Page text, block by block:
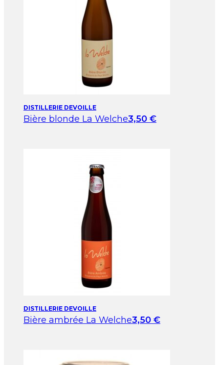
DISTILLERIE DEVOILLE
Bière blonde La Welche3,50 €
DISTILLERIE DEVOILLE
Bière ambrée La Welche3,50 €